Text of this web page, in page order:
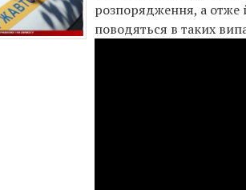
розпорядження, а отже
поводяться в таких